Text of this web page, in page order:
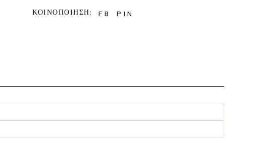
ΚΟΙΝΟΠΟΙΗΣΗ: FB PIN